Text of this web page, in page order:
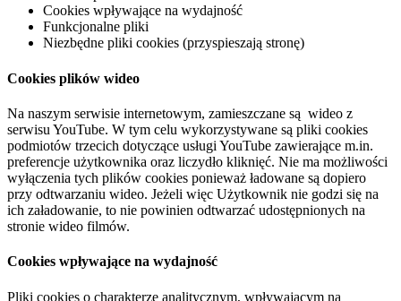
Cookies wpływające na wydajność
Funkcjonalne pliki
Niezbędne pliki cookies (przyspieszają stronę)
Cookies plików wideo
Na naszym serwisie internetowym, zamieszczane są wideo z
serwisu YouTube. W tym celu wykorzystywane są pliki cookies
podmiotów trzecich dotyczące usługi YouTube zawierające m.in.
preferencje użytkownika oraz liczydło kliknięć. Nie ma możliwości
wyłączenia tych plików cookies ponieważ ładowane są dopiero
przy odtwarzaniu wideo. Jeżeli więc Użytkownik nie godzi się na
ich załadowanie, to nie powinien odtwarzać udostępnionych na
stronie wideo filmów.
Cookies wpływające na wydajność
Pliki cookies o charakterze analitycznym, wpływającym na